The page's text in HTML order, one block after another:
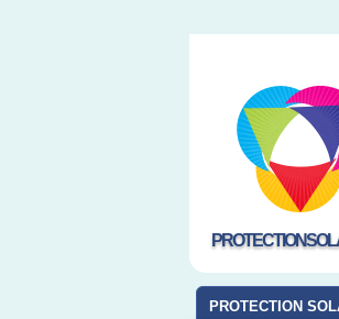
PROTECTION